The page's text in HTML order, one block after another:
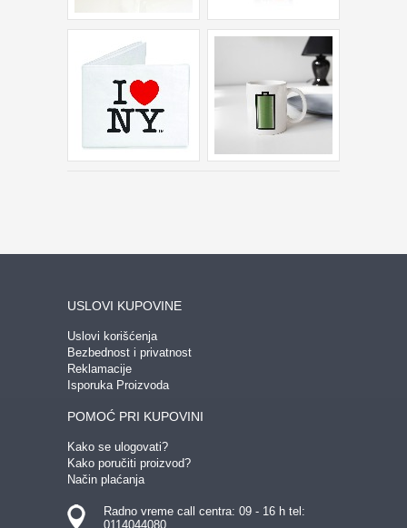
USLOVI KUPOVINE
Uslovi korišćenja
Bezbednost i privatnost
Reklamacije
Isporuka Proizvoda
POMOĆ PRI KUPOVINI
Kako se ulogovati?
Kako poručiti proizvod?
Način plaćanja
Radno vreme call centra: 09 - 16 h tel:
0114044080